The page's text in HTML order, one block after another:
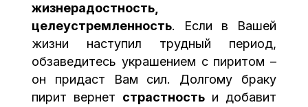
жизнерадостность,
целеустремленность. Если в Вашей
жизни наступил трудный период,
обзаведитесь украшением с пиритом –
он придаст Вам сил. Долгому браку
пирит вернет страстность и добавит